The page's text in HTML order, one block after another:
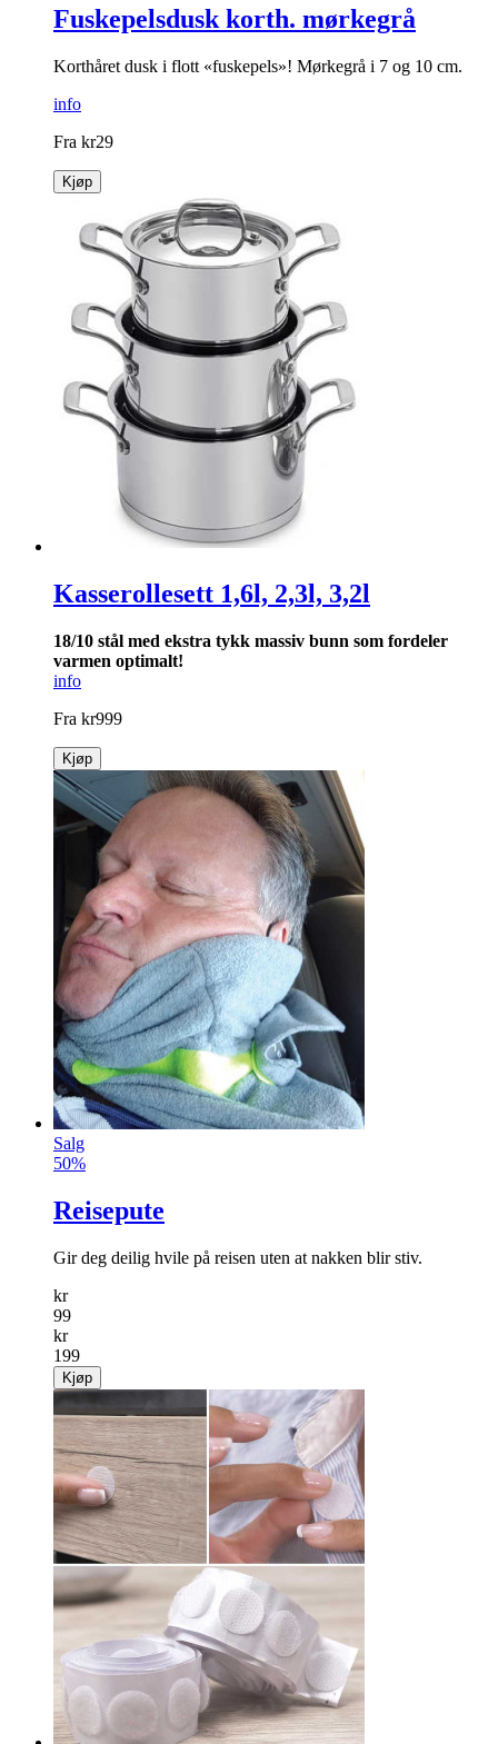
Fuskepelsdusk korth. mørkegrå
Korthåret dusk i flott «fuskepels»! Mørkegrå i 7 og 10 cm.
info
Fra kr29
Kjøp
Kasserollesett 1,6l, 2,3l, 3,2l
18/10 stål med ekstra tykk massiv bunn som for­deler
varmen optimalt!
info
Fra kr999
Kjøp
Salg
50%
Reisepute
Gir deg deilig hvile på reisen uten at nakken blir stiv.
kr
99
kr
199
Kjøp